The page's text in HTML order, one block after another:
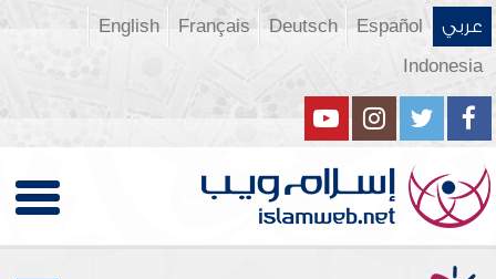
عربي Español
Deutsch
Français
English
Indonesia